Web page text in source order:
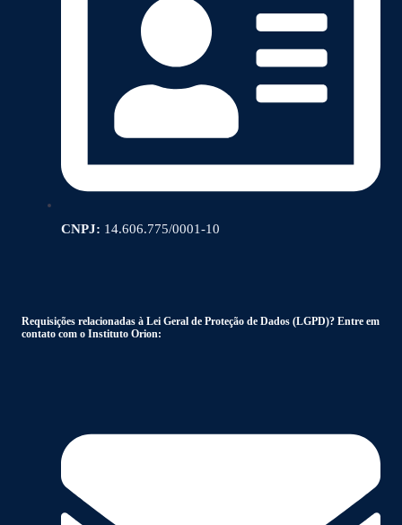
CNPJ: 14.606.775/0001-10
Requisições relacionadas à Lei Geral de Proteção de Dados (LGPD)? Entre em
contato com o Instituto Orion: